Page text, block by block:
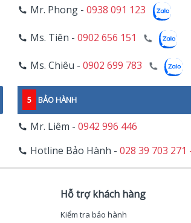
Mr. Phong -0938 091 123
Ms. Tiên -0902 656 151
Ms. Chiêu -0902 699 783
5 BẢO HÀNH
Mr. Liêm -0942 996 446
Hotline Bảo Hành -028 39 703 271
Hỗ trợ khách hàng
Kiểm tra bảo hành